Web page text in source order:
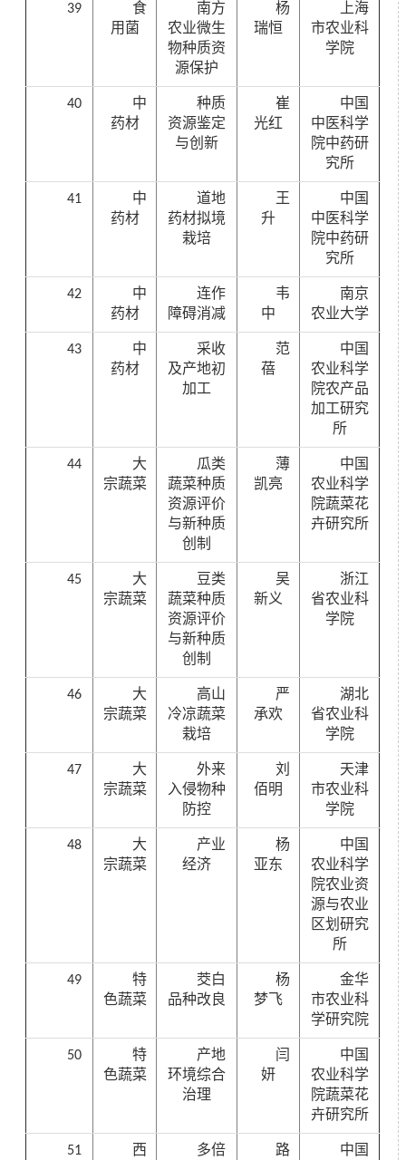
39
食
用菌
南方
农业微生
物种质资
源保护
杨
瑞恒
上海
市农业科
学院
40
中
药材
种质
资源鉴定
与创新
崔
光红
中国
中医科学
院中药研
究所
41
中
药材
道地
药材拟境
栽培
王
升
中国
中医科学
院中药研
究所
42
中
药材
连作
障碍消减
韦
中
南京
农业大学
43
中
药材
采收
及产地初
加工
范
蓓
中国
农业科学
院农产品
加工研究
所
44
大
宗蔬菜
瓜类
蔬菜种质
资源评价
与新种质
创制
薄
凯亮
中国
农业科学
院蔬菜花
卉研究所
45
大
宗蔬菜
豆类
蔬菜种质
资源评价
与新种质
创制
吴
新义
浙江
省农业科
学院
46
大
宗蔬菜
高山
冷凉蔬菜
栽培
严
承欢
湖北
省农业科
学院
47
大
宗蔬菜
外来
入侵物种
防控
刘
佰明
天津
市农业科
学院
48
大
宗蔬菜
产业
经济
杨
亚东
中国
农业科学
院农业资
源与农业
区划研究
所
49
特
色蔬菜
茭白
品种改良
杨
梦飞
金华
市农业科
学研究院
50
特
色蔬菜
产地
环境综合
治理
闫
妍
中国
农业科学
院蔬菜花
卉研究所
51 西 多倍 路 中国